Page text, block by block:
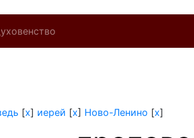
[x] иерей [x] Ново-Ленино [x]